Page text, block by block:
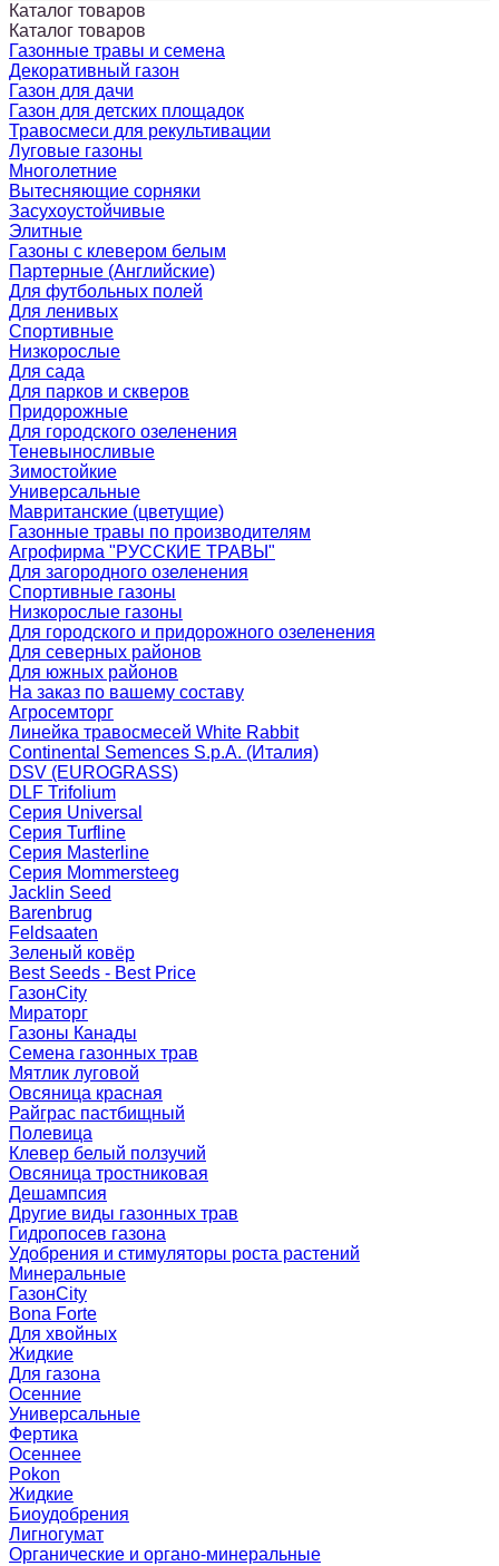
Каталог товаров
Каталог товаров
Газонные травы и семена
Декоративный газон
Газон для дачи
Газон для детских площадок
Травосмеси для рекультивации
Луговые газоны
Многолетние
Вытесняющие сорняки
Засухоустойчивые
Элитные
Газоны с клевером белым
Партерные (Английские)
Для футбольных полей
Для ленивых
Спортивные
Низкорослые
Для сада
Для парков и скверов
Придорожные
Для городского озеленения
Теневыносливые
Зимостойкие
Универсальные
Мавританские (цветущие)
Газонные травы по производителям
Агрофирма "РУССКИЕ ТРАВЫ"
Для загородного озеленения
Спортивные газоны
Низкорослые газоны
Для городского и придорожного озеленения
Для северных районов
Для южных районов
На заказ по вашему составу
Агросемторг
Линейка травосмесей White Rabbit
Continental Semences S.p.A. (Италия)
DSV (EUROGRASS)
DLF Trifolium
Серия Universal
Серия Turfline
Серия Masterline
Серия Mommersteeg
Jacklin Seed
Barenbrug
Feldsaaten
Зеленый ковёр
Best Seeds - Best Price
ГазонCity
Мираторг
Газоны Канады
Семена газонных трав
Мятлик луговой
Овсяница красная
Райграс пастбищный
Полевица
Клевер белый ползучий
Овсяница тростниковая
Дешампсия
Другие виды газонных трав
Гидропосев газона
Удобрения и стимуляторы роста растений
Минеральные
ГазонCity
Bona Forte
Для хвойных
Жидкие
Для газона
Осенние
Универсальные
Фертика
Осеннее
Pokon
Жидкие
Биоудобрения
Лигногумат
Органические и органо-минеральные